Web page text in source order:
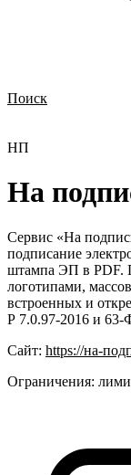
Поиск
НП
На
Сервис «На
подписание
штампа ЭП в PDF.
логотипами,
встроенных и
Р 7.0.97-2016 и 63-
Сайт: https://на-
Ограничения: